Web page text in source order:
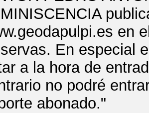
en
En especial
a la hora de
no podré
abonado."